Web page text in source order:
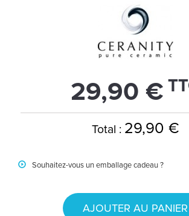
29,90 €
Total : 29,90 €
Souhaitez-vous un emballage cadeau ?
AJOUTER AU PANIER